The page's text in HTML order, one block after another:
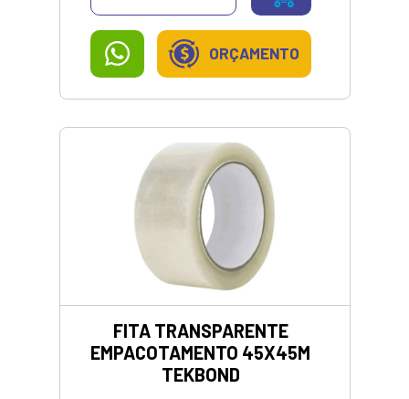
com todas as seleções
classificadas, cromos especiais e
todos os detalhes para você
acompanhar de pertinho a disputa
pela taça da Copa do Mundo da FIFA
2026! O álbum tem 980 cromos,
participam do Mundial de 2026, que
acontece entre junho e julho no
México, nos Estados Unidos e no
ORÇAMENTO
FITA TRANSPARENTE
EMPACOTAMENTO 45X45M
TEKBOND